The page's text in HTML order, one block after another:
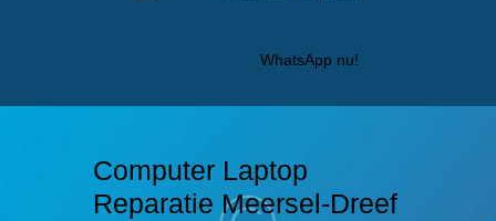
WhatsApp nu!
Computer Laptop
Reparatie Meersel-Dreef